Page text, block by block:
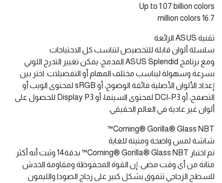
Up to 1.07 billion colors
16.7 million colors
تقنية ASUS الرائعة
سلسلة ألوان قابلة للتخصيص لتناسب كل الاحتياجات
ومع برنامج ASUS Splendid المدمج، يمكن تغيير التدرج اللوني
بسرعة وسهولة ليناسب مختلف المهام أو التفضيلات. اختر بين
إعداد الألوان الأصلية فائقة الوضوح، أو sRGB لمحتوى الويب أو
التصفح، أو DCI-P3 لمحتوى السينما، أو Display P3 للحصول على
ألوان غير عادية في العالم الحقيقي.
Corning® Gorilla® Glass NBT™
شاشة لمس واضحة ومتينة للغاية
تم اختبار Corning® Gorilla® Glass NBT™ بدقة14 وثبت أنه أكثر
متانة من أي وقت مضى. إن القوة المحفوظة ومقاومة الخدش
للسطح الزجاجي تتفوق بشكل كبير على زجاج الصودا والليمون